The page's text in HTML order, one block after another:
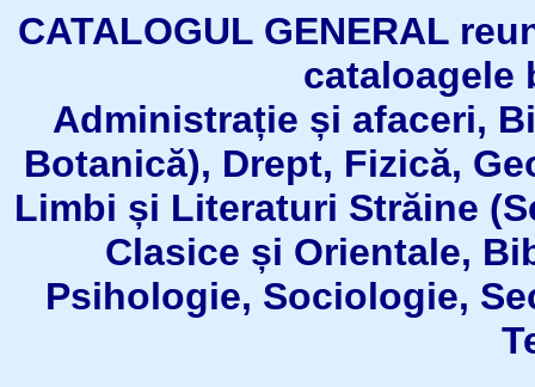
CATALOGUL GENERAL
Administrație și afaceri,
Botanică), Drept, Fizică,
Limbi și Literaturi Străine
Clasice și Orientale,
Psihologie, Sociologie,